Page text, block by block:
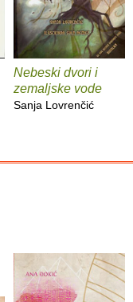
Nebeski dvori i
zemaljske vode
Sanja Lovrenčić